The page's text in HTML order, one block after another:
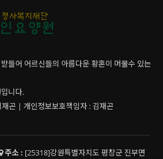
들어 어르신들의 아름다운 황혼이 머물수 있는
니다.
곤 | 개인정보보호책임자 : 김재곤
주소 : [25318]강원특별자치도 평창군 진부면